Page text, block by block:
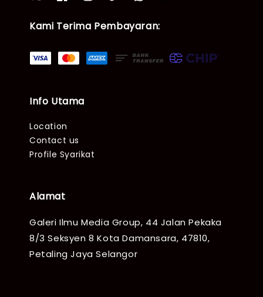
Kami Terima Pembayaran:
Info Utama
Location
Contact us
Profile Syarikat
Alamat
Galeri Ilmu Media Group, 44 Jalan Pekaka
8/3 Seksyen 8 Kota Damansara, 47810,
Petaling Jaya Selangor